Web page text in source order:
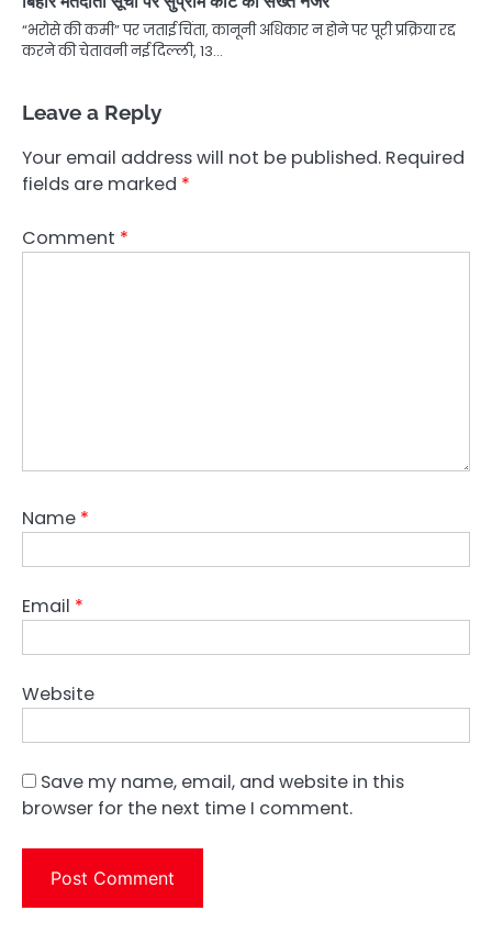
“भरोसे की कमी” पर जताई चिंता, कानूनी अधिकार न होने पर पूरी प्रक्रिया रद्द
करने की चेतावनी नई दिल्ली, 13…
Leave a Reply
Your email address will not be published. Required
fields are marked *
Comment *
Name *
Email *
Website
Save my name, email, and website in this
browser for the next time I comment.